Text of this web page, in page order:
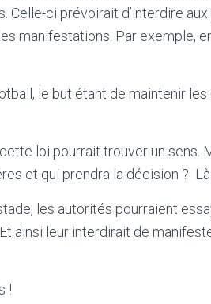
Celle-ci prévoirait d’interdire
manifestations. Par exemple,
le but étant de maintenir
loi pourrait trouver un sens.
et qui prendra la décision ?
les autorités pourraient
ainsi leur interdirait de
!